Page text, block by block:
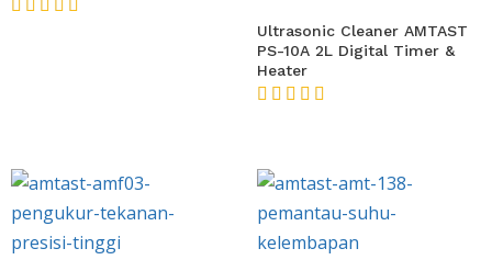
Ultrasonic Cleaner AMTAST
PS-10A 2L Digital Timer &
Heater